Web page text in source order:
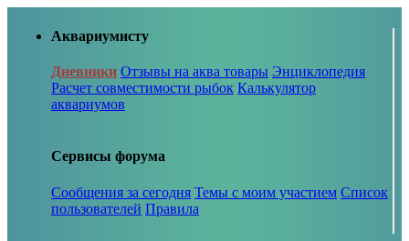
Аквариумисту
Дневники Отзывы на аква товары Энциклопедия
Расчет совместимости рыбок Калькулятор
аквариумов
Сервисы форума
Сообщения за сегодня Темы с моим участием Список
пользователей Правила